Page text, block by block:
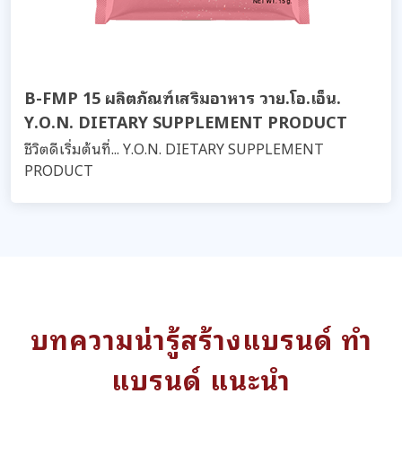
B-FMP 15 ผลิตภัณฑ์เสริมอาหาร วาย.โอ.เอ็น.
Y.O.N. DIETARY SUPPLEMENT PRODUCT
ชีวิตดีเริ่มต้นที่... Y.O.N. DIETARY SUPPLEMENT
PRODUCT
บทความน่ารู้สร้างแบรนด์ ทำ
แบรนด์ แนะนำ